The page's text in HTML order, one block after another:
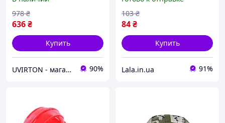
подставками под банки
636₴
978 ₴
Купить
UVIRTON - магазин товаров для дома и активного отдыха 90%
огнетушитель, маска,
Lala.in.ua
84₴
103 ₴
Купить
Lala.in.ua 91%